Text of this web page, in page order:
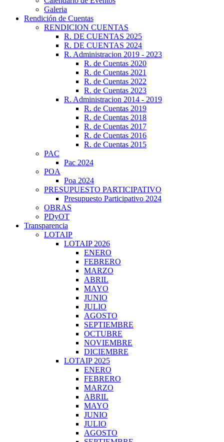
Galeria
Rendición de Cuentas
RENDICION CUENTAS
R. DE CUENTAS 2025
R. DE CUENTAS 2024
R. Administracion 2019 - 2023
R. de Cuentas 2020
R. de Cuentas 2021
R. de Cuentas 2022
R. de Cuentas 2023
R. Administracion 2014 - 2019
R. de Cuentas 2019
R. de Cuentas 2018
R. de Cuentas 2017
R. de Cuentas 2016
R. de Cuentas 2015
PAC
Pac 2024
POA
Poa 2024
PRESUPUESTO PARTICIPATIVO
Presupuesto Participativo 2024
OBRAS
PDyOT
Transparencia
LOTAIP
LOTAIP 2026
ENERO
FEBRERO
MARZO
ABRIL
MAYO
JUNIO
JULIO
AGOSTO
SEPTIEMBRE
OCTUBRE
NOVIEMBRE
DICIEMBRE
LOTAIP 2025
ENERO
FEBRERO
MARZO
ABRIL
MAYO
JUNIO
JULIO
AGOSTO